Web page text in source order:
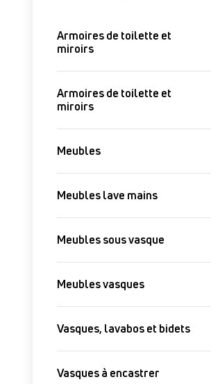
Armoires de toilette et
miroirs
Armoires de toilette et
miroirs
Meubles
Meubles lave mains
Meubles sous vasque
Meubles vasques
Vasques, lavabos et bidets
Vasques à encastrer